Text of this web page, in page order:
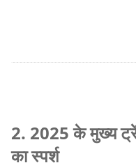
2. 2025 के मुख्य
का स्पर्श